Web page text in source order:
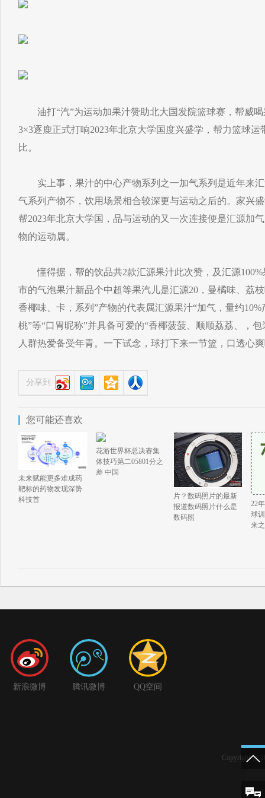
油打“汽”为运动加果汁赞助北大国发院篮球赛，帮威喝
3×3逐鹿正式打响2023年北京大学国度兴盛学，帮力篮球
比。
实上事，果汁的中心产物系列之一加气系列是近年来汇
气系列产物不，饮用场景相合较深更与运动之后的。家兴
帮2023年北京大学国，品与运动的又一次连接便是汇源加
物的运动属。
懂得据，帮的饮品共2款汇源果汁此次赞，及汇源100%
市的气泡果汁新品个中超等果汽儿是汇源20，曼橘味、荔
香椰味、卡，系列”产物的代表属汇源果汁“加气，量约
桃”等“口胃昵称”并具备可爱的“香椰菠菠、顺顺荔荔、，
人群热爱备受年青。一下试念，球打下来一节篮，口透心
分享到
您可能还喜欢
未来赋能更多难成药
靶标的药物发现深势
科技首
花游世界杯总决赛集
体技巧第二05801分之
差 中国
片？数码照片的最新
报道数码照片什么是
数码照
22
球
来
新浪微博 腾讯微博 QQ空间
Copyright @